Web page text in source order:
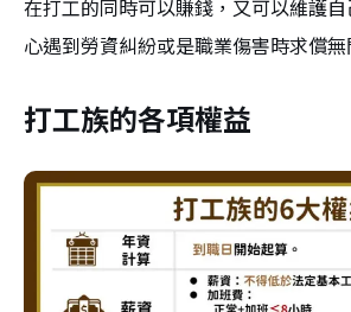
在打工的同時可以賺錢，又可以維護
心遇到勞資糾紛或是職業傷害時求償無
打工族的各項權益